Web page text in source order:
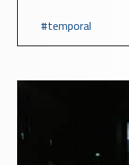
temporal